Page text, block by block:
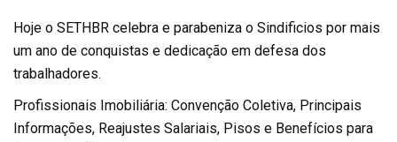
Hoje o SETHBR celebra e parabeniza o Sindificios por mais
um ano de conquistas e dedicação em defesa dos
trabalhadores.
Profissionais Imobiliária: Convenção Coletiva, Principais
Informações, Reajustes Salariais, Pisos e Benefícios para